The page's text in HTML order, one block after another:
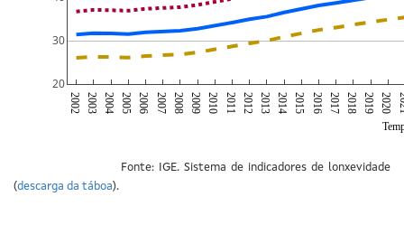
2002 2003 2004 2005 2006 2007 2008 2009 2010 2011 2012 2013 2014 2015 2016 2017 2018 2019 2020
20
30
Fonte: IGE. Sistema de indicadores de lonxevidade
(descarga da táboa).